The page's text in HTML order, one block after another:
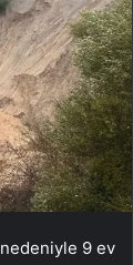
nedeniyle 9 ev